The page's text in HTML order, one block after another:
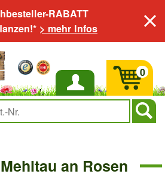
RABATT
> mehr Infos
Anmelden
0
an Rosen